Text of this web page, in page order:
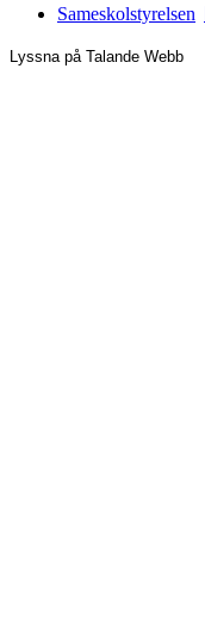
Sameskolstyrelsen
Lyssna på Talande Webb